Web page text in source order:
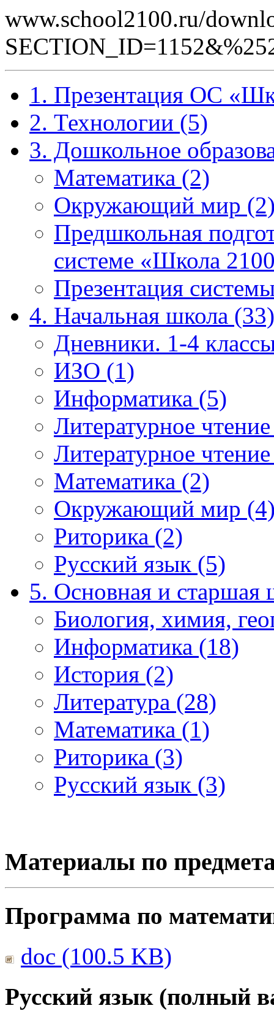
www.school2100.ru/
1. Презентация ОС
2. Технологии (5)
3. Дошкольное
Математика (2)
Окружающий мир
Предшкольная
системе «Школа
Презентация
4. Начальная школа (33)
Дневники. 1-4
ИЗО (1)
Информатика (5)
Литературное
Литературное
Математика (2)
Окружающий мир
Риторика (2)
Русский язык (5)
5. Основная и старшая
Биология, химия,
Информатика (18)
История (2)
Литература (28)
Математика (1)
Риторика (3)
Русский язык (3)
Материалы по
Программа по
doc (100.5 KB)
Русский язык (полный